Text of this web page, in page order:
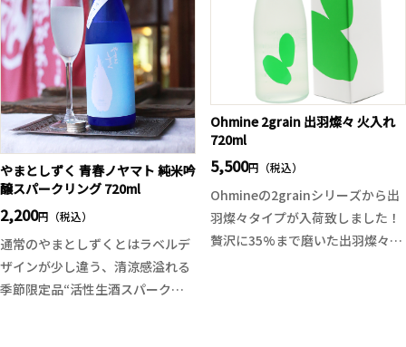
きます。穏やかな旨味とコクの他
に若干の苦みがアクセント程度
に。心地よい余韻とスッキリキレ
るドライな味わいですので飲みご
たえがありつつも食中酒としても
お勧めです。暑い夏の日にキリっ
と冷やしてお楽しみください。
無濾過生ならではのフレッシュ感
と、柔らかく伸びやかな味わいが
心地よく、これからの季節にぴっ
たりの一本です。
定番の表翠玉とはまた違う、味わ
いのコントラストもぜひお楽しみ
ください。しっかり冷やしてお楽
しみください。
やまとしずく 青春ノヤマト 純米吟
醸スパークリング 720ml
2,200円（税込）
通常のやまとしずくとはラベルデ
ザインが少し違う、清涼感溢れる
季節限定品“活性生酒スパークリ
Ohmine 2grain 出羽燦々 火入れ
720ml
5,500円（税込）
Ohmineの2grainシリーズから出
羽燦々タイプが入荷致しました！
贅沢に35%まで磨いた出羽燦々を